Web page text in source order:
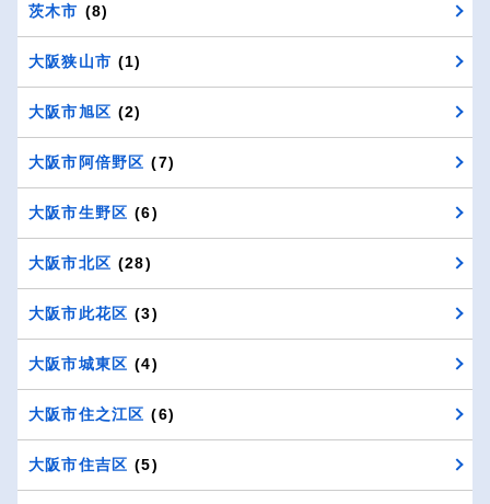
茨木市 (8)
大阪狭山市 (1)
大阪市旭区 (2)
大阪市阿倍野区 (7)
大阪市生野区 (6)
大阪市北区 (28)
大阪市此花区 (3)
大阪市城東区 (4)
大阪市住之江区 (6)
大阪市住吉区 (5)